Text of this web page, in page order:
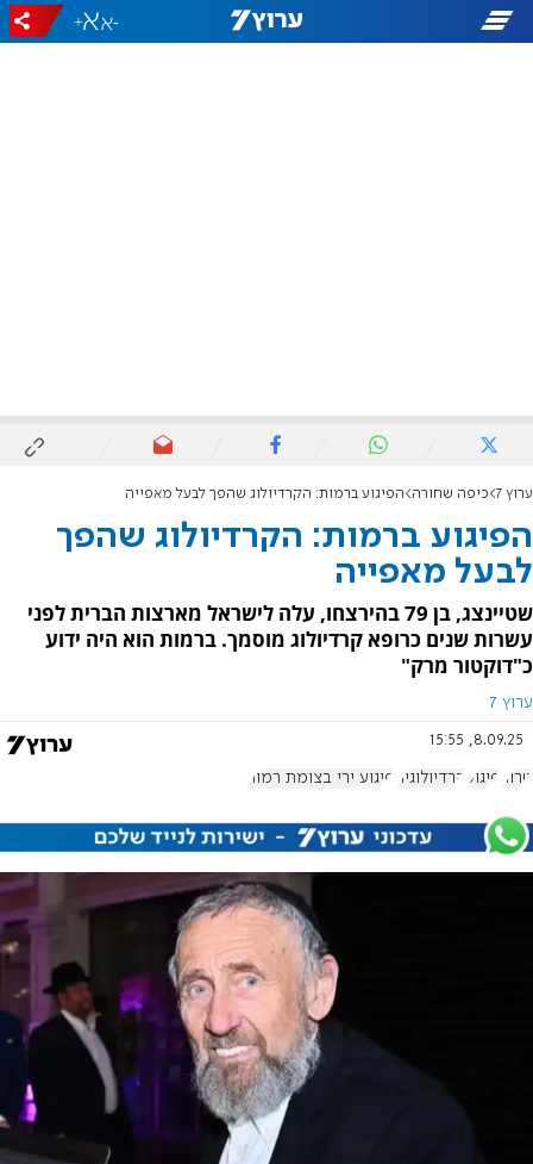
-
+
ערוץ 7 כיפה שחורה הפיגוע ברמות: הקרדיולוג שהפך לבעל מאפייה
הפיגוע ברמות: הקרדיולוג שהפך
לבעל מאפייה
שטיינצג, בן 79 בהירצחו, עלה לישראל מארצות הברית לפני
עשרות שנים כרופא קרדיולוג מוסמך. ברמות הוא היה ידוע
כ"דוקטור מרק"
ערוץ 7
8.09.25, 15:55
טרור פיגוע קרדיולוגיה פיגוע ירי בצומת רמות